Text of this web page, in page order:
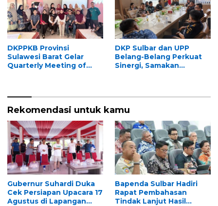
DKPPKB Provinsi
Sulawesi Barat Gelar
Quarterly Meeting of
DKP Sulbar dan UPP
Belang-Belang Perkuat
Sinergi, Samakan
Rekomendasi untuk kamu
Gubernur Suhardi Duka
Cek Persiapan Upacara 17
Agustus di Lapangan
Bapenda Sulbar Hadiri
Rapat Pembahasan
Tindak Lanjut Hasil